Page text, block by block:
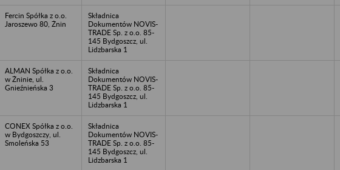
Fercin Spółka z o.o.
Jaroszewo 80, Żnin
Składnica
Dokumentów NOVIS-
TRADE Sp. z o.o. 85-
145 Bydgoszcz, ul.
Lidzbarska 1
ALMAN Spółka z o.o.
w Żninie, ul.
Gnieźnieńska 3
Składnica
Dokumentów NOVIS-
TRADE Sp. z o.o. 85-
145 Bydgoszcz, ul.
Lidzbarska 1
CONEX Spółka z o.o.
w Bydgoszczy, ul.
Smoleńska 53
Składnica
Dokumentów NOVIS-
TRADE Sp. z o.o. 85-
145 Bydgoszcz, ul.
Lidzbarska 1